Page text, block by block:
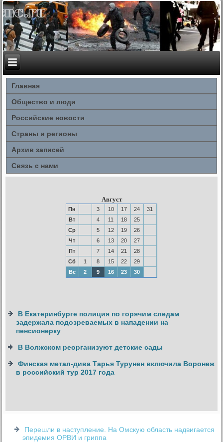
Главная
Общество и люди
Российские новости
Страны и регионы
Архив записей
Связь с нами
Август
Пн 3 10 17 24
31
Вт
4 11 18
25
Ср
5 12 19
26
Чт
6 13 20
27
Пт
7 14 21
28
Сб
1 8 15 22
29
Вс
2 9 16 23 30
В Екатеринбурге полиция по горячим следам
задержала подозреваемых в нападении на
пенсионерку
В Волжском реорганизуют детские сады
Финская метал-дива Тарья Турунен включила Воронеж
в российский тур 2017 года
Перешли в наступление. На Омскую область надвигается
эпидемия ОРВИ и гриппа